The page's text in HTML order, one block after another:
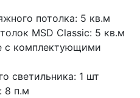
потолка: 5 кв.м
MSD Classic: 5 кв.м
с комплектующими
светильника: 1 шт
8 п.м